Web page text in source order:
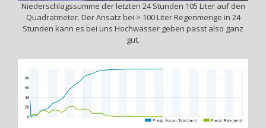
Niederschlagssumme der letzten 24 Stunden 105 Liter auf den
Quadratmeter. Der Ansatz bei > 100 Liter Regenmenge in 24
Stunden kann es bei uns Hochwasser geben passt also ganz
gut.